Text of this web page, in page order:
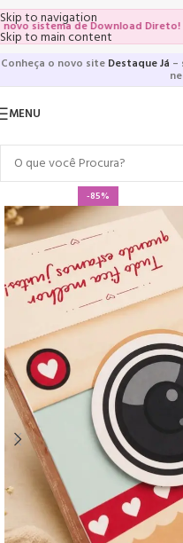
Skip to navigation
Skip to main content
sistema de Download Direto!
Conheça o novo site Destaque Já –
MENU
-85%